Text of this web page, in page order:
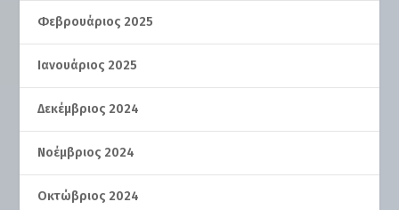
Φεβρουάριος 2025
Ιανουάριος 2025
Δεκέμβριος 2024
Νοέμβριος 2024
Οκτώβριος 2024